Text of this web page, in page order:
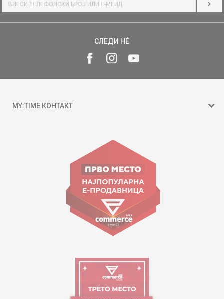
СЛЕДИ НÉ
MY:TIME КОНТАКТ
ул. Гоце Николовски бр.74 Скопје
contact@mytime.mk
Работно време:
09:00 до 17:00